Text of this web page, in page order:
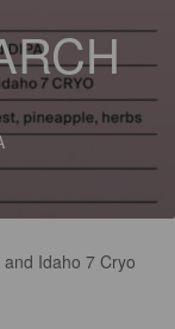
Idaho 7 Cryo